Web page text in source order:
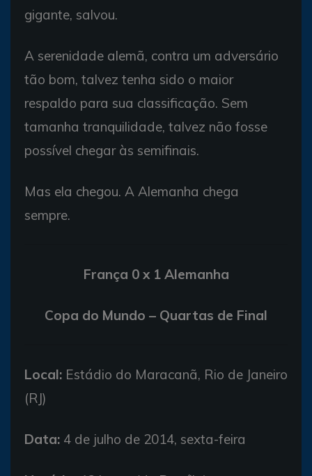
gigante, salvou.
A serenidade alemã, contra um adversário
tão bom, talvez tenha sido o maior
respaldo para sua classificação. Sem
tamanha tranquilidade, talvez não fosse
possível chegar às semifinais.
Mas ela chegou. A Alemanha chega
sempre.
França 0 x 1 Alemanha
Copa do Mundo – Quartas de Final
Local: Estádio do Maracanã, Rio de Janeiro
(RJ)
Data: 4 de julho de 2014, sexta-feira